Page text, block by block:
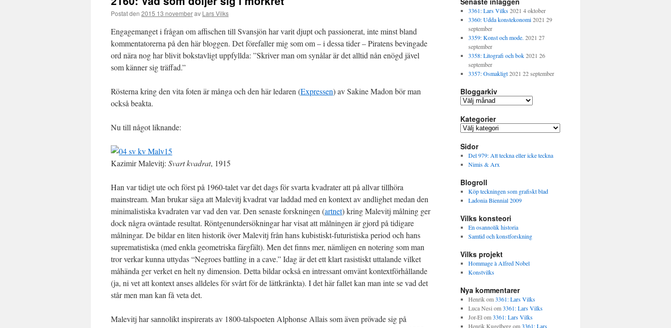
Postat den 2015 13 novemberav Lars Vilks
Engagemanget i frågan om affischen till Svansjön har varit djupt och passionerat, inte minst bland
kommentatorerna på den här bloggen. Det förefaller mig som om – i dessa tider – Piratens bevingade
ord nära nog har blivit bokstavligt uppfyllda: ”Skriver man om synålar är det alltid nån enögd jävel
som känner sig träffad.”
Rösterna kring den vita foten är många och den här ledaren (Expressen) av Sakine Madon bör man
också beakta.
Nu till något liknande:
Kazimir Malevitj: Svart kvadrat, 1915
Han var tidigt ute och först på 1960-talet var det dags för svarta kvadrater att på allvar tillhöra
mainstream. Man brukar säga att Malevitj kvadrat var laddad med en kontext av andlighet medan den
minimalistiska kvadraten var vad den var. Den senaste forskningen (artnet) kring Malevitj målning ger
dock några oväntade resultat. Röntgenundersökningar har visat att målningen är gjord på tidigare
målningar. De bildar en liten historik över Malevitj från hans kubistiskt-futuristiska period och hans
suprematistiska (med enkla geometriska färgfält). Men det finns mer, nämligen en notering som man
tror verkar kunna uttydas “Negroes battling in a cave.” Idag är det ett klart rasistiskt uttalande vilket
måhända ger verket en helt ny dimension. Detta bildar också en intressant omvänt kontextförhållande
(ja, ni vet att kontext anses alldeles för svårt för de lättkränkta). I det här fallet kan man inte se vad det
står men man kan få veta det.
Malevitj har sannolikt inspirerats av 1800-talspoeten Alphonse Allais som även prövade sig på
3361: Lars Vilks 2021 4 oktober
3360: Udda konstekonomi 2021 29
september
3359: Konst och mode. 2021 27
september
3358: Litografi och bok 2021 26
september
3357: Osmakligt 2021 22 september
Bloggarkiv
B
o
g
a
r
k
v
Kategorier
K
t
e
g
r
i
e
Sidor
Del 979: Att teckna eller icke teckna
Nimis & Arx
Blogroll
Köp teckningen som grafiskt blad
Ladonia Biennial 2009
Vilks konsteori
En osannolik historia
Samtid och konstforskning
Vilks projekt
Hommage à Alfred Nobel
Konstvilks
Nya kommentarer
Henrikom3361: Lars Vilks
Luca Nesi om3361: Lars Vilks
Jor-Elom3361: Lars Vilks
Henrik Kugelbergom3361: Lars